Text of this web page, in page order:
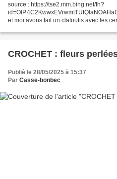
source : https://tse2.mm.bing.net/th?
et moi avons fait un clafoutis avec les
découvrez...
CROCHET : fleurs
Publié le 28/05/2025 à 15:37
Par Casse-bonbec